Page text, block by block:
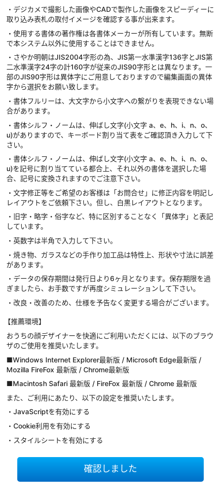
・デジカメで撮影した画像やCADで製作した画像をスピーディーに
取り込み表札の取付イメージを確認する事が出来ます。
・使用する書体の著作権は各書体メーカーが所有しています。無断
で本システム以外に使用することはできません。
・さやか明朝はJIS2004字形の為、JIS第一水準漢字136字とJIS第
二水準漢字24字の計160字が従来のJIS90字形とは異なります。一
部のJIS90字形は異体字にご用意しておりますので編集画面の異体
字から選択をお願い致します。
・書体フルリーは、大文字から小文字への繋がりを表現できない場
合があります。
・書体シルフ・ノームは、伸ばし文字(小文字 a、e、h、i、n、o、
u)がありますので、キーボード割り当て表をご確認頂き入力して下
さい。
・書体シルフ・ノームは、伸ばし文字(小文字 a、e、h、i、n、o、
u)を記号に割り当てている都合上、それ以外の書体を選択した場
合、記号に変換されますのでご注意下さい。
・文字修正等をご希望のお客様は「お問合せ」に修正内容を明記し
レイアウトをご依頼下さい。但し、白黒レイアウトとなります。
・旧字・略字・俗字など、特に区別することなく「異体字」と表記
しています。
・英数字は半角で入力して下さい。
・焼き物、ガラスなどの手作り加工品は特性上、形状や寸法に誤差
があります。
・データの保存期間は発行日より6ヶ月となります。保存期限を過
ぎましたら、お手数ですが再度シミュレーションして下さい。
・改良・改善のため、仕様を予告なく変更する場合がございます。
【推薦環境】
おうちの顔デザイナーを快適にご利用いただくには、以下のブラウ
ザのご使用を推奨いたします。
■Windows Internet Explorer最新版 / Microsoft Edge最新版 /
Mozilla FireFox 最新版 / Chrome最新版
■Macintosh Safari 最新版 / FireFox 最新版 / Chrome 最新版
また、ご利用にあたり、以下の設定を推奨いたします。
・JavaScriptを有効にする
・Cookie利用を有効にする
・スタイルシートを有効にする
確認しました